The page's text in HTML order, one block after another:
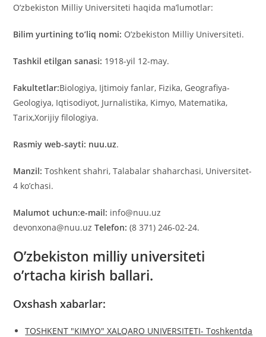
O’zbekiston Milliy Universiteti haqida ma’lumotlar:
Bilim yurtining to’liq nomi: O’zbekiston Milliy Universiteti.
Tashkil etilgan sanasi: 1918-yil 12-may.
Fakultetlar:Biologiya, Ijtimoiy fanlar, Fizika, Geografiya-
Geologiya, Iqtisodiyot, Jurnalistika, Kimyo, Matematika,
Tarix,Xorijiy filologiya.
Rasmiy web-sayti: nuu.uz.
Manzil: Toshkent shahri, Talabalar shaharchasi, Universitet-
4 ko’chasi.
Malumot uchun:e-mail: info@nuu.uz
devonxona@nuu.uzTelefon: (8 371) 246-02-24.
O’zbekiston milliy universiteti
o’rtacha kirish ballari.
Oxshash xabarlar:
TOSHKENT "KIMYO" XALQARO UNIVERSITETI- Toshkentda